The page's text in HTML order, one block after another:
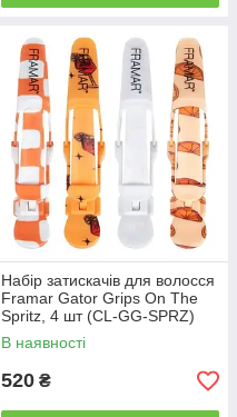
Набір затискачів для волосся
Framar Gator Grips On The
Spritz, 4 шт (CL-GG-SPRZ)
В наявності
520 ₴